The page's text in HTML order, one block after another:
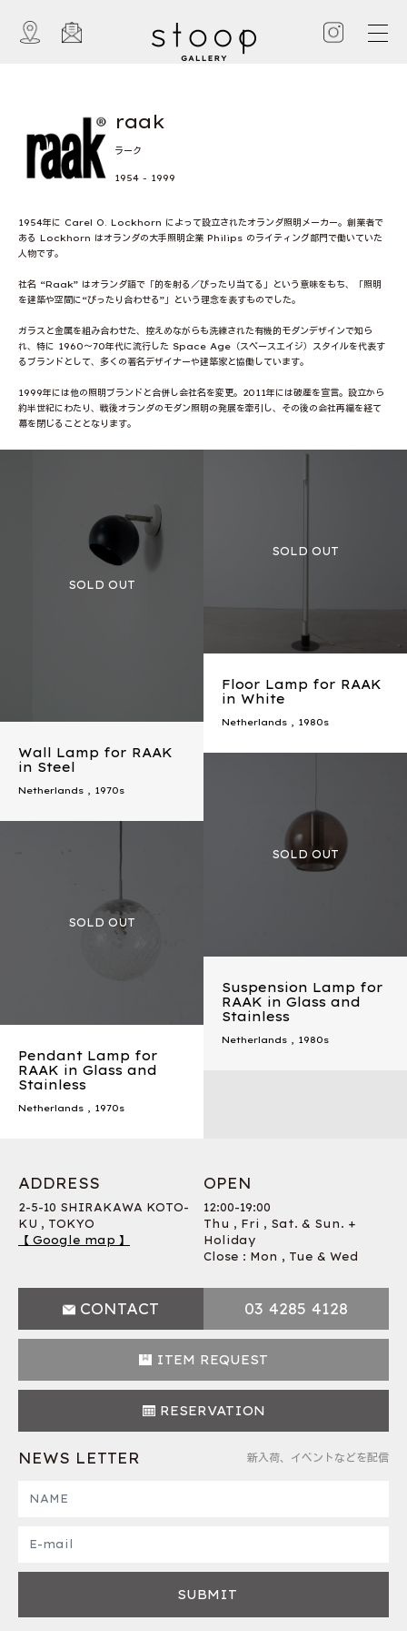
raak
ラーク
1954 - 1999
1954年に Carel O. Lockhorn によって設立されたオランダ照明メーカー。創業者で
ある Lockhorn はオランダの大手照明企業 Philips のライティング部門で働いていた
人物です。
社名 “Raak” はオランダ語で「的を射る／ぴったり当てる」という意味をもち、「照明
を建築や空間に“ぴったり合わせる”」という理念を表すものでした。
ガラスと金属を組み合わせた、控えめながらも洗練された有機的モダンデザインで知ら
れ、特に 1960〜70年代に流行した Space Age（スペースエイジ）スタイルを代表す
るブランドとして、多くの著名デザイナーや建築家と協働しています。
1999年には他の照明ブランドと合併し会社名を変更。2011年には破産を宣言。設立から
約半世紀にわたり、戦後オランダのモダン照明の発展を牽引し、その後の会社再編を経て
幕を閉じることとなります。
Wall Lamp for RAAK
in Steel
Netherlands , 1970s
Floor Lamp for RAAK
in White
Netherlands , 1980s
Suspension Lamp for
RAAK in Glass and
Stainless
Netherlands , 1980s
Pendant Lamp for
RAAK in Glass and
Stainless
Netherlands , 1970s
ADDRESS
2-5-10 SHIRAKAWA KOTO-
KU , TOKYO
【 Google map 】
OPEN
12:00-19:00
Thu , Fri , Sat. & Sun. +
Holiday
Close : Mon , Tue & Wed
CONTACT 03 4285 4128
ITEM REQUEST
RESERVATION
NEWS LETTER 新入荷、イベントなどを配信